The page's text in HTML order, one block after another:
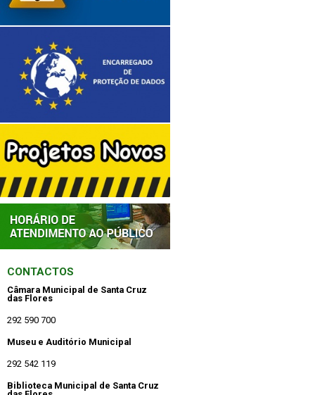
CONTACTOS
Câmara Municipal de Santa Cruz
das Flores
292 590 700
Museu e Auditório Municipal
292 542 119
Biblioteca Municipal de Santa Cruz